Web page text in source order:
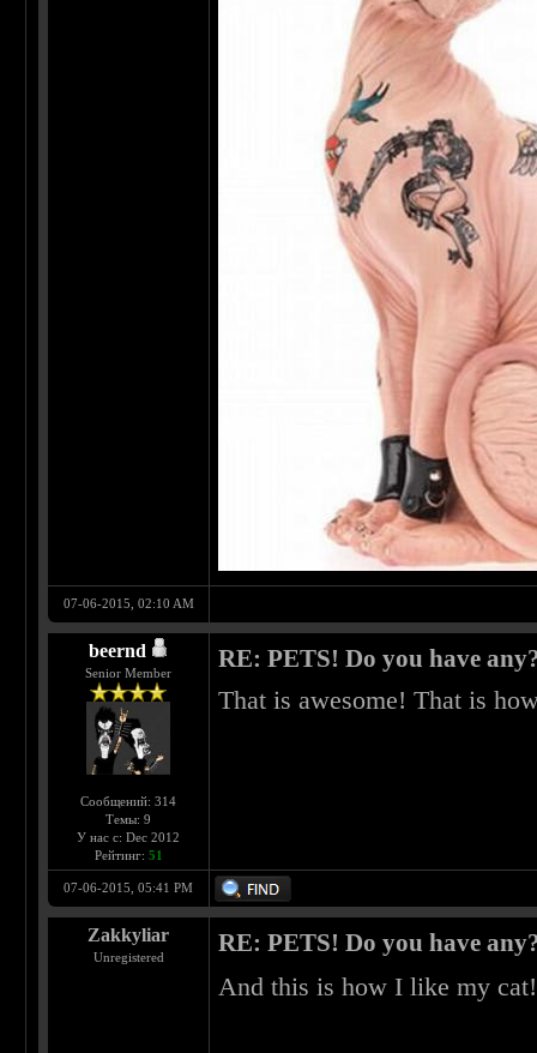
07-06-2015, 02:10 AM
beernd
Senior Member
Сообщений: 314
Темы: 9
У нас с: Dec 2012
Рейтинг: 51
RE: PETS! Do you have
That is awesome! That is
07-06-2015, 05:41 PM
Zakkyliar
Unregistered
RE: PETS! Do you have
And this is how I like my cat!